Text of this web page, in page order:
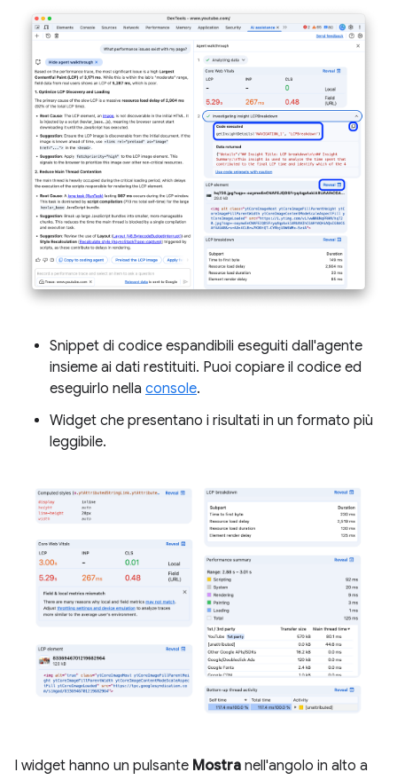
Snippet di codice espandibili eseguiti dall'agente
insieme ai dati restituiti. Puoi copiare il codice ed
eseguirlo nella console.
Widget che presentano i risultati in un formato più
leggibile.
I widget hanno un pulsante Mostra nell'angolo in alto a